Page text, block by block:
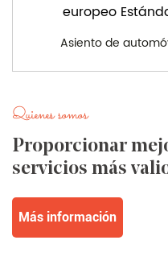
europeo
Asiento de
Quienes somos
Proporcionar
servicios más
Más información